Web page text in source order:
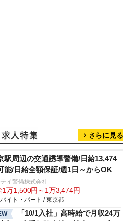
さらに見る
駅周辺の交通誘導警備/日給13,474
能/日給全額保証/週1日～からOK
イ警備株式会社
1万1,500円～1万3,474円
イト・パート / 東京都
「10/1入社」高時給で月収24万